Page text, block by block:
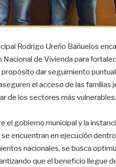
Rodrigo Ureño Bañuelos
de Vivienda para
dar seguimiento
el acceso de las familias
de los sectores más vulnerables.
el gobierno municipal y la
encuentran en ejecución
nacionales, se busca
que el beneficio llegue